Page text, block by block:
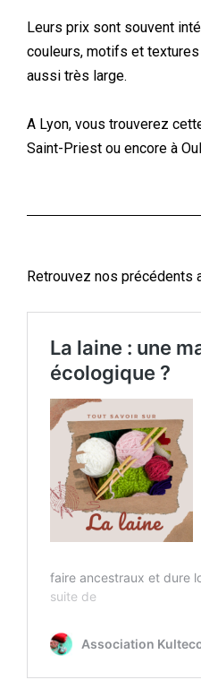
Leurs prix sont souvent
couleurs, motifs et
aussi très large.
A Lyon, vous trouverez
Saint-Priest ou encore à
Retrouvez nos précédents